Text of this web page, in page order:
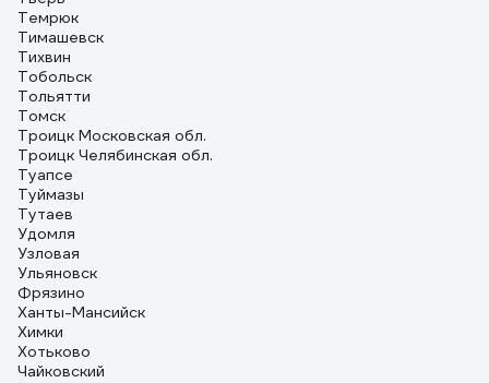
Темрюк
Тимашевск
Тихвин
Тобольск
Тольятти
Томск
Троицк Московская обл.
Троицк Челябинская обл.
Туапсе
Туймазы
Тутаев
Удомля
Узловая
Ульяновск
Фрязино
Ханты-Мансийск
Химки
Хотьково
Чайковский